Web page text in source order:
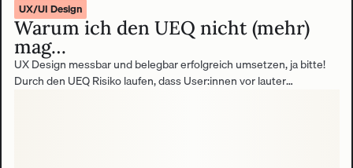
UX/UI Design
Warum ich den UEQ nicht (mehr)
mag…
UX Design messbar und belegbar erfolgreich umsetzen, ja bitte!
Durch den UEQ Risiko laufen, dass User:innen vor lauter